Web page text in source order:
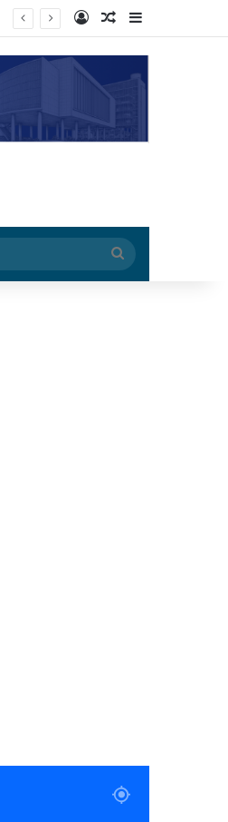
Log InRandom Article
Sidebar
Buscar
por